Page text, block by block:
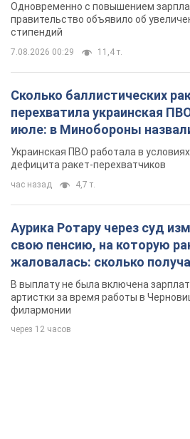
Одновременно с повышением
правительство объявило об
стипендий
7.08.2026 00:29 11,4 т.
Сколько баллистических
перехватила украинская
июле: в Минобороны
Украинская ПВО работала в условиях
дефицита ракет-перехватчиков
час назад 4,7 т.
Аурика Ротару через суд
свою пенсию, на которую
жаловалась: сколько
певица
В выплату не была включена
артистки за время работы в
филармонии
через 12 часов